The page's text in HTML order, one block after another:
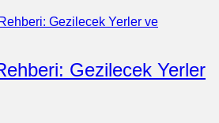
Gezilecek Yerler